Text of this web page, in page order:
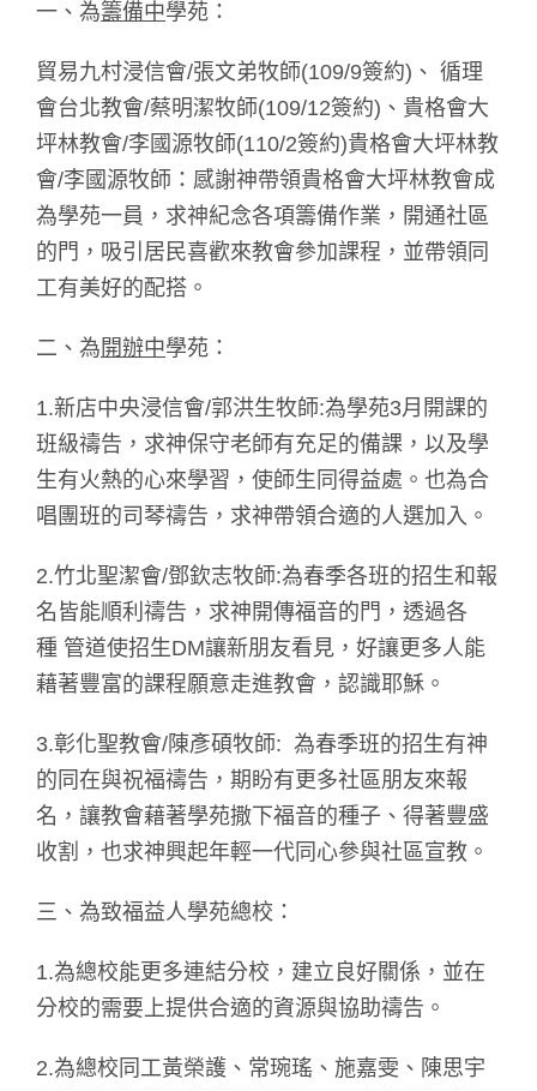
一、為籌備中學苑：
貿易九村浸信會/張文弟牧師(109/9簽約)、 循理
會台北教會/蔡明潔牧師(109/12簽約)、貴格會大
坪林教會/李國源牧師(110/2簽約)貴格會大坪林教
會/李國源牧師：感謝神帶領貴格會大坪林教會成
為學苑一員，求神紀念各項籌備作業，開通社區
的門，吸引居民喜歡來教會參加課程，並帶領同
工有美好的配搭。
二、為 開辦中學苑：
1.新店中央浸信會/郭洪生牧師:為學苑3月開課的
班級禱告，求神保守老師有充足的備課，以及學
生有火熱的心來學習，使師生同得益處。也為合
唱團班的司琴禱告，求神帶領合適的人選加入。
2.竹北聖潔會/鄧欽志牧師:為春季各班的招生和報
名皆能順利禱告，求神開傳福音的門，透過各
種 管道使招生DM讓新朋友看見，好讓更多人能
藉著豐富的課程願意走進教會，認識耶穌。
3.彰化聖教會/陳彥碩牧師: 為春季班的招生有神
的同在與祝福禱告，期盼有更多社區朋友來報
名，讓教會藉著學苑撒下福音的種子、得著豐盛
收割，也求神興起年輕一代同心參與社區宣教。
三、為致福益人學苑總校：
1.為總校能更多連結分校，建立良好關係，並在
分校的需要上提供合適的資源與協助禱告。
2.為總校同工黃榮護、常琬瑤、施嘉雯、陳思宇